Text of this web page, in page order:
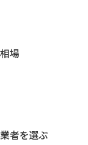
場
者を選ぶ